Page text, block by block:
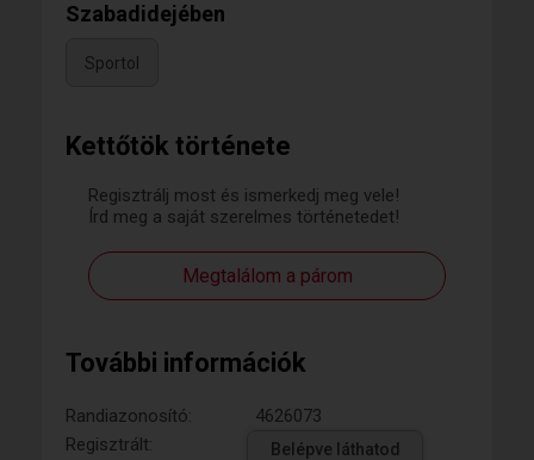
Kettőtök története
Regisztrálj most és ismerkedj meg vele!
Írd meg a saját szerelmes történetedet!
Megtalálom a párom
További információk
Randiazonosító:
4626073
Regisztrált:
Belépve láthatod
Szabadidejében
Sportol